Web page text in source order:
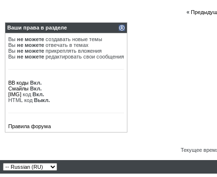
«
Ваши права в разделе
Вы не можете создавать новые темы
Вы не можете отвечать в темах
Вы не можете прикреплять вложения
Вы не можете редактировать свои сообщения
BB коды Вкл.
Смайлы Вкл.
[IMG] код Вкл.
HTML код Выкл.
Правила форума
Текущее